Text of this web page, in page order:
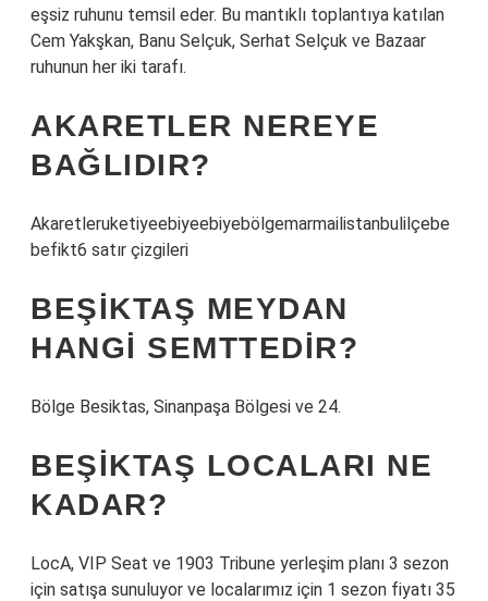
eşsiz ruhunu temsil eder. Bu mantıklı toplantıya katılan
Cem Yakşkan, Banu Selçuk, Serhat Selçuk ve Bazaar
ruhunun her iki tarafı.
AKARETLER NEREYE
BAĞLIDIR?
Akaretleruketiyeebiyeebiyebölgemarmailistanbulilçebe
befikt6 satır çizgileri
BEŞIKTAŞ MEYDAN
HANGI SEMTTEDIR?
Bölge Besiktas, Sinanpaşa Bölgesi ve 24.
BEŞIKTAŞ LOCALARI NE
KADAR?
LocA, VIP Seat ve 1903 Tribune yerleşim planı 3 sezon
için satışa sunuluyor ve localarımız için 1 sezon fiyatı 35